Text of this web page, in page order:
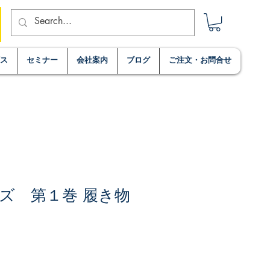
セミナー 会社案内 ブログ ご注文・お問合せ
第１巻 履き物